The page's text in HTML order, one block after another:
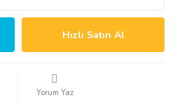
Hızlı Satın Al
Yorum Yaz